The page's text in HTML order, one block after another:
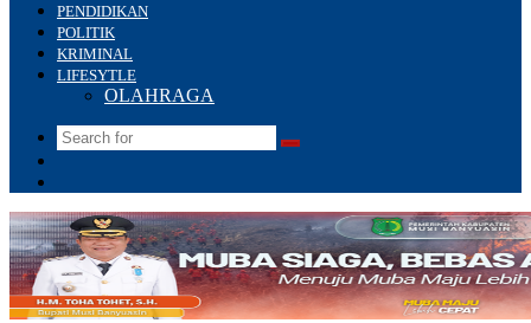
PENDIDIKAN
POLITIK
KRIMINAL
LIFESYTLE
OLAHRAGA
Search